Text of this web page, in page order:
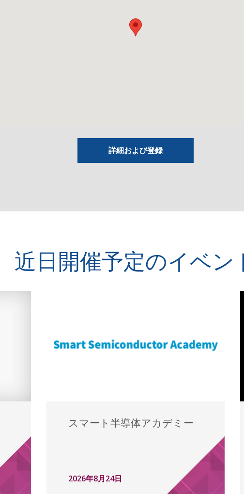
詳細および登録
近日開催予定のイベン
スマート半導体アカデミー
2026年8月24日